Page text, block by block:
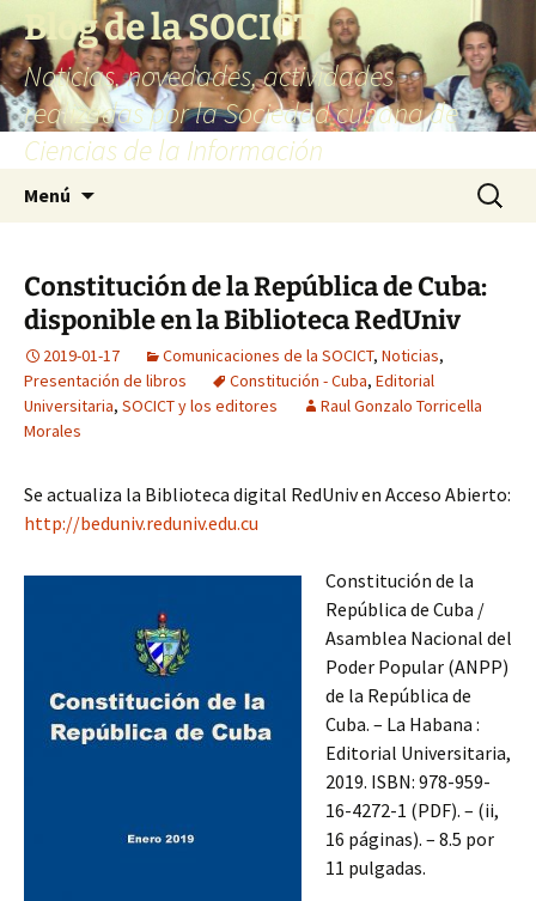
al
contenido
Blog de la SOCICT
Noticias, novedades, actividades
realizadas por la Sociedad cubana de
Ciencias de la Información
Menú Buscar:
Constitución de la República de Cuba:
disponible en la Biblioteca RedUniv
2019-01-17 Comunicaciones de la SOCICT, Noticias,
Presentación de libros
Constitución - Cuba, Editorial
Universitaria, SOCICT y los editores
Raul Gonzalo Torricella
Morales
Se actualiza la Biblioteca digital RedUniv en Acceso Abierto:
http://beduniv.reduniv.edu.cu
Constitución de la
República de Cuba /
Asamblea Nacional del
Poder Popular (ANPP)
de la República de
Cuba. – La Habana :
Editorial Universitaria,
2019. ISBN: 978-959-
16-4272-1 (PDF). – (ii,
16 páginas). – 8.5 por
11 pulgadas.